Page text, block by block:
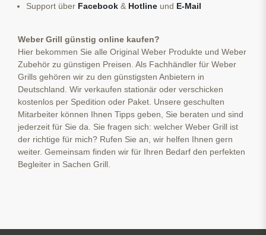
Support über Facebook & Hotline und E-Mail
Weber Grill günstig online kaufen?
Hier bekommen Sie alle Original Weber Produkte und Weber
Zubehör zu günstigen Preisen. Als Fachhändler für Weber
Grills gehören wir zu den günstigsten Anbietern in
Deutschland. Wir verkaufen stationär oder verschicken
kostenlos per Spedition oder Paket. Unsere geschulten
Mitarbeiter können Ihnen Tipps geben, Sie beraten und sind
jederzeit für Sie da. Sie fragen sich: welcher Weber Grill ist
der richtige für mich? Rufen Sie an, wir helfen Ihnen gern
weiter. Gemeinsam finden wir für Ihren Bedarf den perfekten
Begleiter in Sachen Grill.